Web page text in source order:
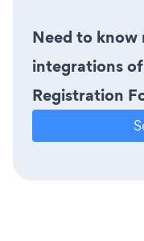
Need to know
integrations
Registration